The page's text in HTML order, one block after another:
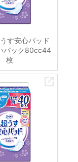
す安心パッド
パック80cc44
枚